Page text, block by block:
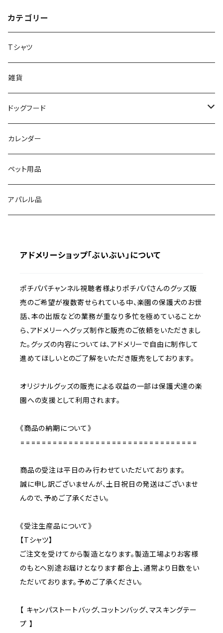
カテゴリー
Tシャツ
雑貨
ドッグフード
エゾ鹿ジャーキー
カレンダー
ペット用品
アパレル品
アドメリーショップ「ぶいぶい」について
ポチパパチャンネル視聴者様よりポチパパさんのグッズ販
売のご希望が複数寄せられている中、楽園の保護犬のお世
話、本の出版などの業務が重なり多忙を極めていることか
ら、アドメリーへグッズ制作と販売のご依頼をいただきまし
た。グッズの内容については、アドメリーで自由に制作して
進めてほしいとのご了解をいただき販売をしております。
オリジナルグッズの販売による収益の一部は保護犬達の楽
園への支援として利用されます。
《商品の納期について》
=================================
商品の受注は平日のみ行わせていただいております。
誠に申し訳ございませんが、土日祝日の発送はございませ
んので、予めご了承ください。
《受注生産品について》
【Tシャツ】
ご注文を受けてから製造となります。製造工場よりお客様
のもとへ別途お届けとなります都合上、通常より日数をい
ただいております。予めご了承ください。
【 キャンパストートバッグ、コットンバッグ、マスキングテー
プ 】